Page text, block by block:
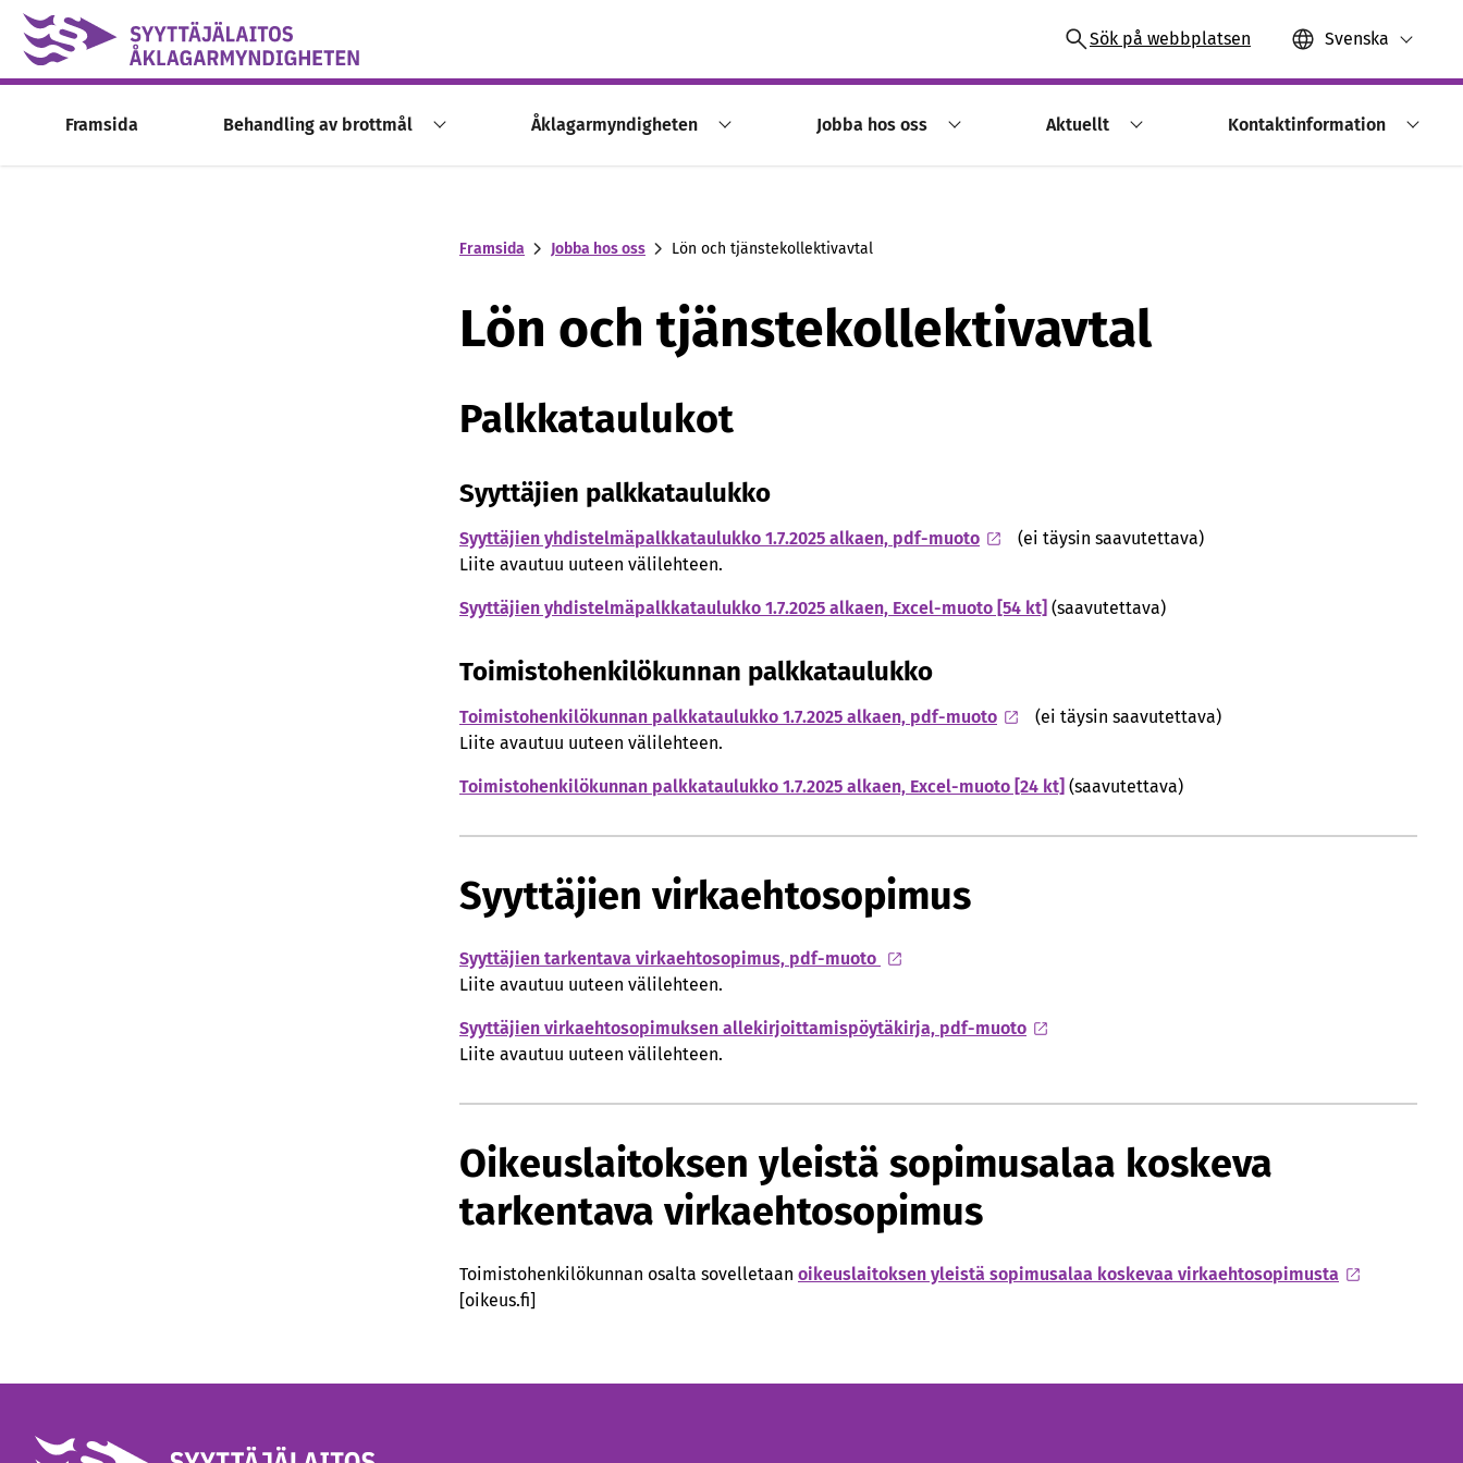
Skip to content -saavutettavuusohje
Sök på webbplatsen Svenska
Framsida Behandling av brottmål Åklagarmyndigheten Jobba hos oss Aktuellt Kontaktinformation
Framsida Jobba hos oss Lön och tjänstekollektivavtal
Lön och tjänstekollektivavtal
Palkkataulukot
Syyttäjien palkkataulukko
Syyttäjien yhdistelmäpalkkataulukko 1.7.2025 alkaen, pdf-muoto
(ei täysin saavutettava)
Liite avautuu uuteen välilehteen.
Syyttäjien yhdistelmäpalkkataulukko 1.7.2025 alkaen, Excel-muoto [54 kt] (saavutettava)
Toimistohenkilökunnan palkkataulukko
Toimistohenkilökunnan palkkataulukko 1.7.2025 alkaen, pdf-muoto
(ei täysin saavutettava)
Liite avautuu uuteen välilehteen.
Toimistohenkilökunnan palkkataulukko 1.7.2025 alkaen, Excel-muoto [24 kt] (saavutettava)
Syyttäjien virkaehtosopimus
Syyttäjien tarkentava virkaehtosopimus, pdf-muoto
Liite avautuu uuteen välilehteen.
Syyttäjien virkaehtosopimuksen allekirjoittamispöytäkirja, pdf-muoto
Liite avautuu uuteen välilehteen.
Oikeuslaitoksen yleistä sopimusalaa koskeva
tarkentava virkaehtosopimus
Toimistohenkilökunnan osalta sovelletaan oikeuslaitoksen yleistä sopimusalaa koskevaa virkaehtosopimusta
[oikeus.fi]